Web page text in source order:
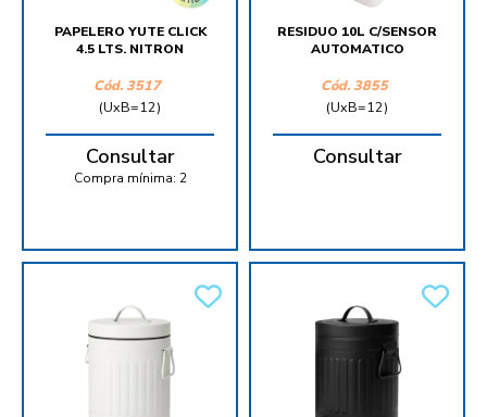
PAPELERO YUTE CLICK
4.5 LTS. NITRON
Cód. 3517
(UxB=12)
Consultar
Compra mínima: 2
RESIDUO 10L C/SENSOR
AUTOMATICO
Cód. 3855
(UxB=12)
Consultar